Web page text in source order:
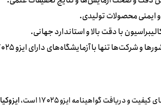
ایمنی محصولات تولیدی.
با دقت بالا و استاندارد جهانی.
شرکت‌ها تنها با آزمایشگاه‌های دارای ایزو ۱۷۰۲۵ همکاری می‌کنند.
و دریافت گواهینامه ایزو ۱۷۰۲۵ است، ایزوکیا